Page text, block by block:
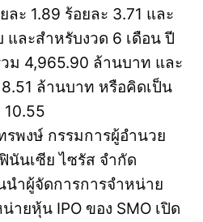
ะ 1.89 ร้อยละ 3.71 และ
และสำหรับงวด 6 เดือน ปี
ม 4,965.90 ล้านบาท และ
ล้านบาท หรือคิดเป็น
10.55
พงษ์ กรรมการผู้อำนวย
นเซีย ไซรัส จำกัด
ำผู้จัดการการจำหน่าย
ายหุ้น IPO ของ SMO เปิด